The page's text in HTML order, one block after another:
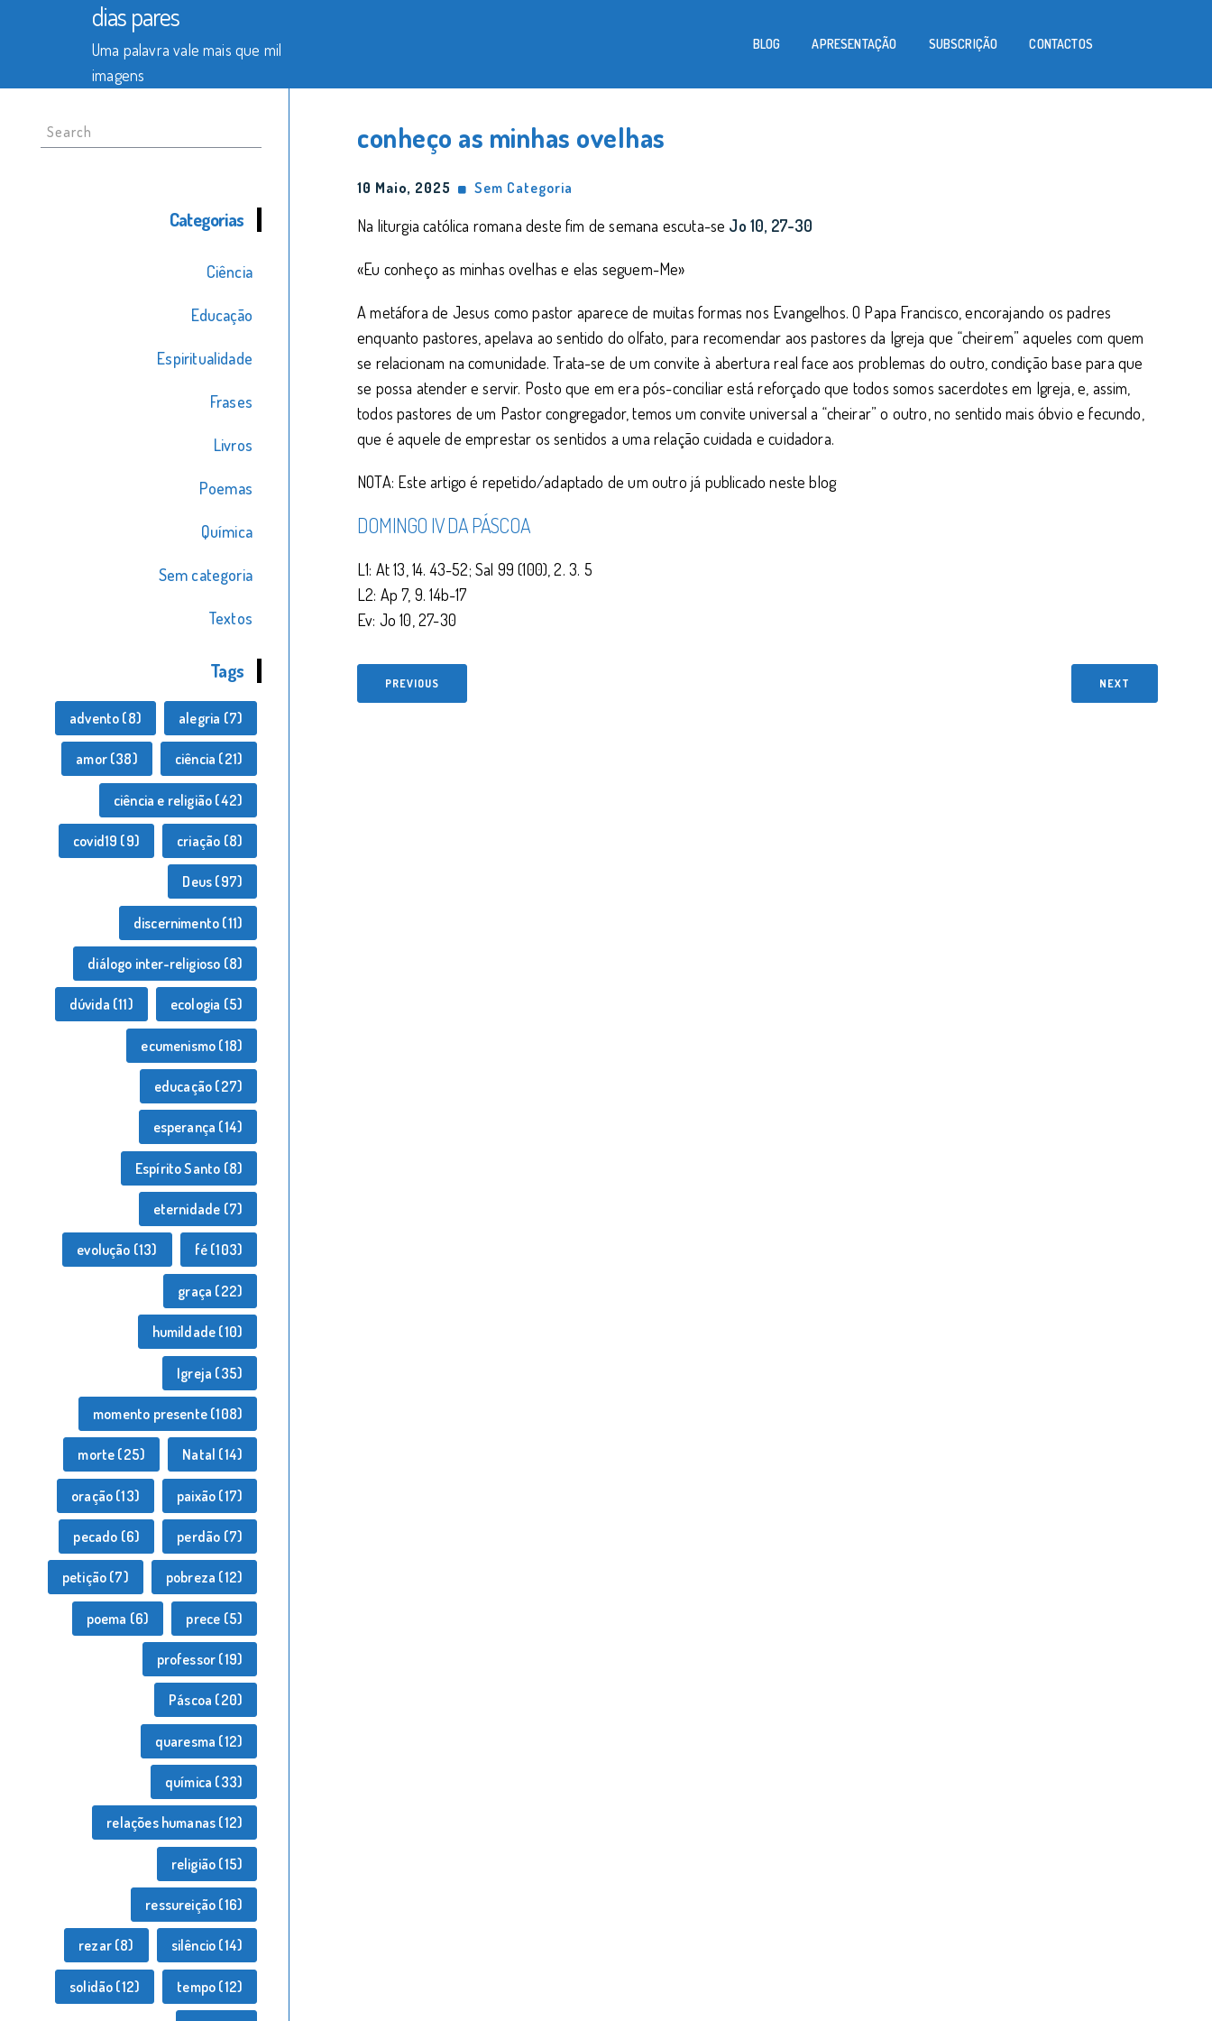
dias pares
Uma palavra vale mais que mil
imagens
BLOG APRESENTAÇÃO SUBSCRIÇÃO CONTACTOS
Search
for:
Categorias
Ciência
Educação
Espiritualidade
Frases
Livros
Poemas
Química
Sem categoria
Textos
Tags
advento (8) alegria (7)
amor(38) ciência (21)
ciência e religião (42)
covid19 (9) criação (8)
Deus (97)
discernimento (11)
diálogo inter-religioso (8)
dúvida (11) ecologia (5)
ecumenismo (18)
educação (27)
esperança (14)
Espírito Santo (8)
eternidade (7)
evolução (13) fé (103)
graça (22)
humildade (10)
Igreja (35)
momento presente (108)
morte (25) Natal (14)
oração (13) paixão (17)
pecado (6) perdão (7)
petição (7) pobreza (12)
poema (6) prece (5)
professor (19)
Páscoa (20)
quaresma (12)
química (33)
relações humanas (12)
religião (15)
ressureição (16)
rezar(8) silêncio (14)
solidão (12) tempo (12)
conheço as minhas ovelhas
10 Maio, 2025 Sem Categoria
Na liturgia católica romana deste fim de semana escuta-se Jo 10, 27-30
«Eu conheço as minhas ovelhas e elas seguem-Me»
A metáfora de Jesus como pastor aparece de muitas formas nos Evangelhos. O Papa Francisco, encorajando os padres
enquanto pastores, apelava ao sentido do olfato, para recomendar aos pastores da Igreja que “cheirem” aqueles com quem
se relacionam na comunidade. Trata-se de um convite à abertura real face aos problemas do outro, condição base para que
se possa atender e servir. Posto que em era pós-conciliar está reforçado que todos somos sacerdotes em Igreja, e, assim,
todos pastores de um Pastor congregador, temos um convite universal a “cheirar” o outro, no sentido mais óbvio e fecundo,
que é aquele de emprestar os sentidos a uma relação cuidada e cuidadora.
NOTA: Este artigo é repetido/adaptado de um outro já publicado neste blog
DOMINGO IV DA PÁSCOA
L1: At 13, 14. 43-52; Sal 99 (100), 2. 3. 5
L2: Ap 7, 9. 14b-17
Ev: Jo 10, 27-30
PREVIOUS NEXT